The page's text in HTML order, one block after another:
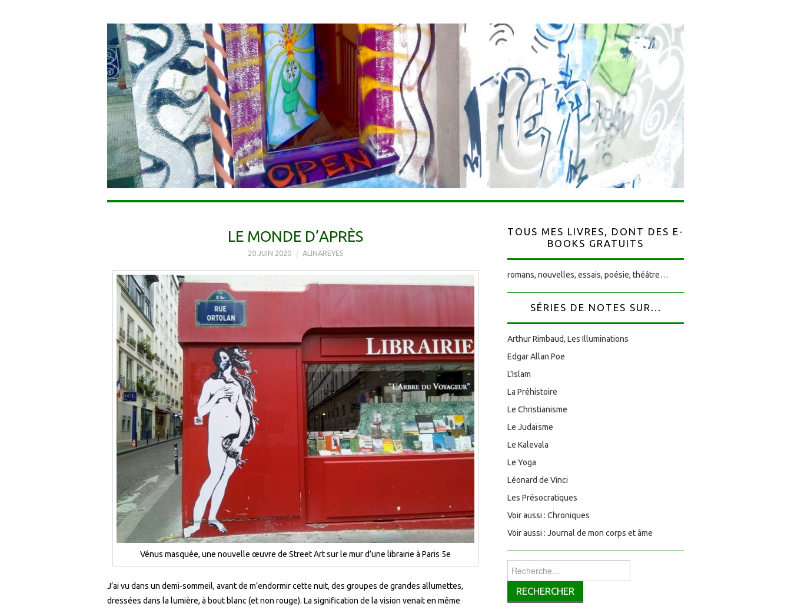
LE MONDE D’APRÈS
20 JUIN 2020 ALINAREYES
Vénus masquée, une nouvelle œuvre de Street Art sur le mur d’une librairie à Paris 5e
J’ai vu dans un demi-sommeil, avant de m’endormir cette nuit, des groupes de grandes allumettes,
dressées dans la lumière, à bout blanc (et non rouge). La signification de la vision venait en même
TOUS MES LIVRES, DONT DES E-
BOOKS GRATUITS
romans, nouvelles, essais, poésie, théâtre…
SÉRIES DE NOTES SUR...
Arthur Rimbaud, Les Illuminations
Edgar Allan Poe
L'Islam
La Préhistoire
Le Christianisme
Le Judaïsme
Le Kalevala
Le Yoga
Léonard de Vinci
Les Présocratiques
Voir aussi : Chroniques
Voir aussi : Journal de mon corps et âme
Rechercher :